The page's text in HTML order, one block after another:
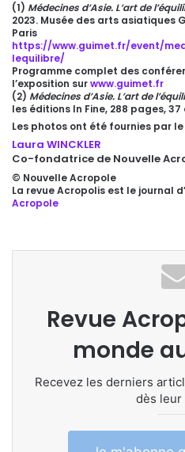
(1) Médecines d’Asie. L’art de
2023. Musée des arts asiatiques
Paris
https://www.guimet.fr/event/
lequilibre/
Programme complet des
l’exposition surwww.guimet.fr
(2) Médecines d’Asie. L’art de
les éditions In Fine, 288 pages,
Les photos ont été fournies par
Laura WINCKLER
Co-fondatrice de Nouvelle
© Nouvelle Acropole
La revue Acropolis est le journal
Acropole
Revue
monde
Recevez les derniers
dès